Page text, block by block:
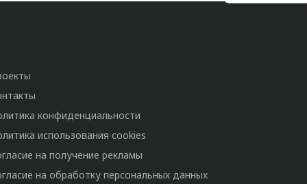
конфиденциальности
использования cookies
на получение рекламы
на обработку персональных данных